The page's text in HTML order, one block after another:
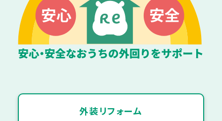
外装リフォーム